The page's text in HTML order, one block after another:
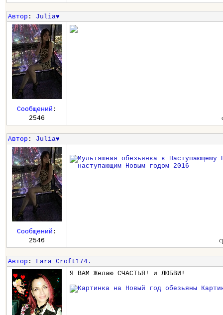
Автор : Julia♥
Сообщений :
2546
Автор : Julia♥
Сообщений :
2546
Автор : Lara_Croft174.
Я ВАМ Желаю СЧАСТЬЯ! и ЛЮБВИ!